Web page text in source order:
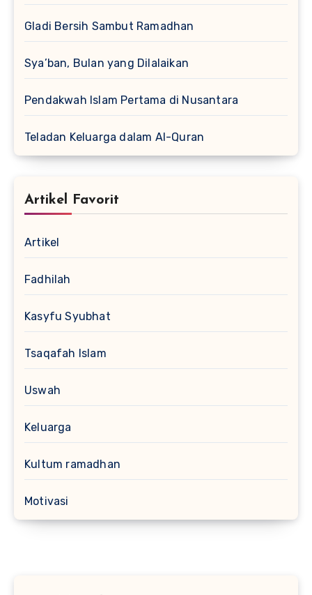
Gladi Bersih Sambut Ramadhan
Sya’ban, Bulan yang Dilalaikan
Pendakwah Islam Pertama di Nusantara
Teladan Keluarga dalam Al-Quran
Artikel Favorit
Artikel
Fadhilah
Kasyfu Syubhat
Tsaqafah Islam
Uswah
Keluarga
Kultum ramadhan
Motivasi